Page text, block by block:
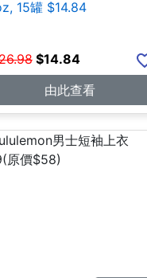
15罐 $14.84
$14.84
由此查看